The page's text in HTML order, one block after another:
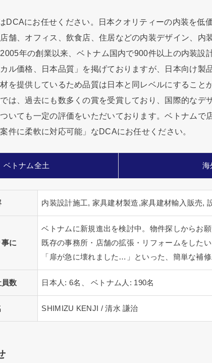
DCAにお任せください。日本クオリティーの内装を低
舗、オフィス、飲食店、住居などの内装デザイン、内
年の創業以来、ベトナム国内で900件以上の内装設
ル価格、日本品質」を掲げておりますが、日本向け製
を提供しているため品質は日本と同レベルにすること
は、過去にも数多くの賞を受賞しており、国際的なデ
いても一定の評価をいただいております。ベトナムで
件に柔軟に対応可能」なDCAにお任せください。
ベトナム全土 海
内装設計施工, 家具建材製造,家具建材輸入販売,
に
ベトナムに新規進出を検討中。物件探しからお願
既存の事務所・店舗の拡張・リフォームをしたい
「扉が急に壊れました…」といった、簡単な補修
数 日本人: 6名、 ベトナム人: 190名
SHIMIZU KENJI / 清水 謙治